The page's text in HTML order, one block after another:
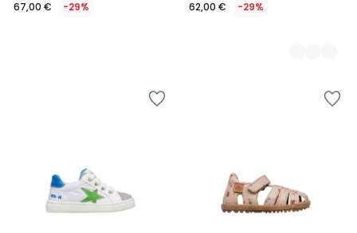
67,00 € -29% 62,00 € -29%